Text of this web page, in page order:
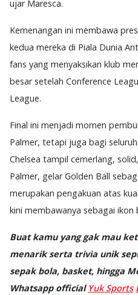
ujar Maresca.
Kemenangan ini membawa
kedua mereka di Piala Dunia
fans yang menyaksikan klub
besar setelah Conference
League.
Final ini menjadi momen
Palmer, tetapi juga bagi
Chelsea tampil cemerlang,
Palmer, gelar Golden Ball
merupakan pengakuan atas
kini membawanya sebagai ikon
Buat kamu yang gak mau
menarik serta trivia unik
sepak bola, basket, hingga
Whatsapp official Yuk Sports